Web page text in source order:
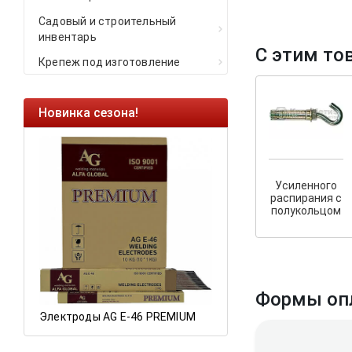
Садовый и строительный
инвентарь
Крепеж под изготовление
Новинка сезона!
Электроды AG E-46 PREMIUM
Ликвидация
Ликвидация
остатков по ценам
С этим
Усиленного
распирания с
полукольцом
Формы